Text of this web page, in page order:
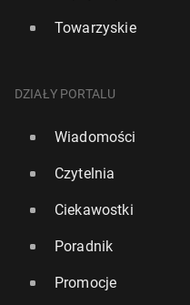
Towarzyskie
DZIAŁY PORTALU
Wiadomości
Czytelnia
Ciekawostki
Poradnik
Promocje